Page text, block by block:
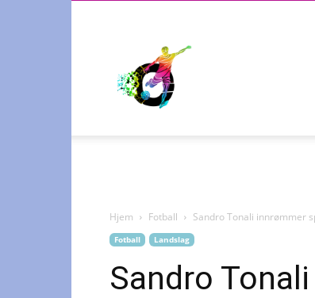
Hjem Fotball Sandro Tonali innrømmer
Fotball Landslag
Sandro